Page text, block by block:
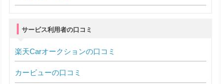
サービス利用者の口コミ
楽天Carオークションの口コミ
カービューの口コミ